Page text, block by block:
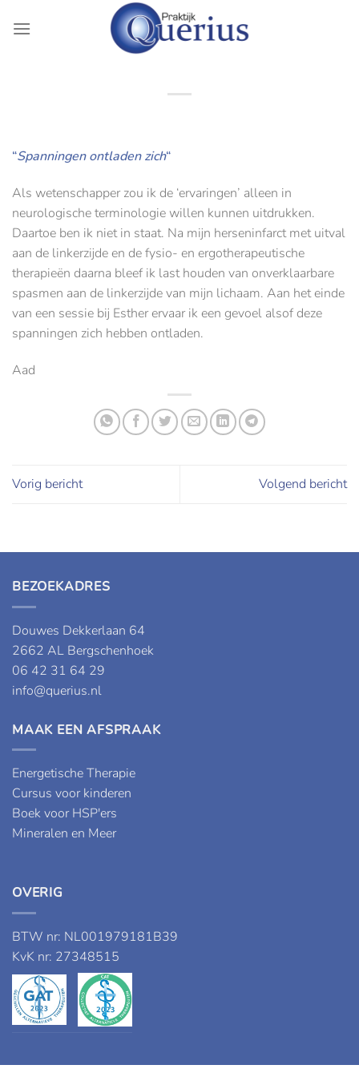
naar
“Spanningen ontladen zich“
Als wetenschapper zou ik de ‘ervaringen’ alleen in
neurologische terminologie willen kunnen uitdrukken.
Daartoe ben ik niet in staat. Na mijn herseninfarct met uitval
aan de linkerzijde en de fysio- en ergotherapeutische
therapieën daarna bleef ik last houden van onverklaarbare
spasmen aan de linkerzijde van mijn lichaam. Aan het einde
van een sessie bij Esther ervaar ik een gevoel alsof deze
spanningen zich hebben ontladen.
Aad
Vorig bericht Volgend bericht
BEZOEKADRES
Douwes Dekkerlaan 64
2662 AL Bergschenhoek
06 42 31 64 29
info@querius.nl
MAAK EEN AFSPRAAK
Energetische Therapie
Cursus voor kinderen
Boek voor HSP'ers
Mineralen en Meer
OVERIG
BTW nr: NL001979181B39
KvK nr: 27348515